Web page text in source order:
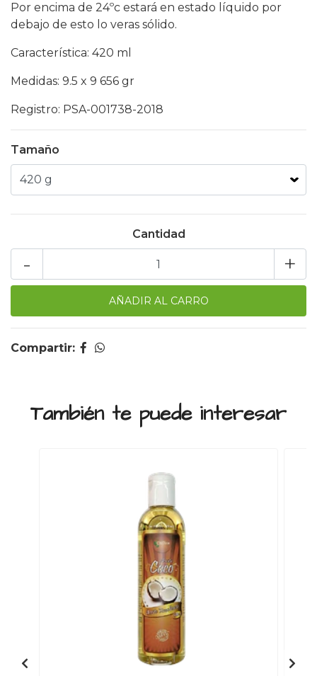
Por encima de 24ºc estará en estado líquido por
debajo de esto lo veras sólido.
Característica: 420 ml
Medidas: 9.5 x 9 656 gr
Registro: PSA-001738-2018
Tamaño
Cantidad
+
-
Compartir:
También te puede interesar